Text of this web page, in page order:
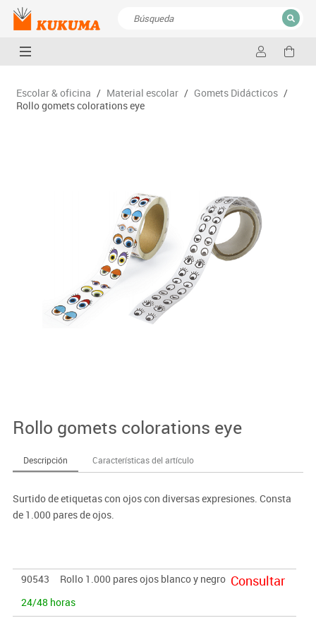
CERRAR
Escolar & oficina / Material escolar / Gomets Didácticos /
Rollo gomets colorations eye
Rollo gomets colorations eye
Descripción Características del artículo
Surtido de etiquetas con ojos con diversas expresiones. Consta
de 1.000 pares de ojos.
90543
Rollo 1.000 pares ojos blanco y negro
24/48 horas
Consultar